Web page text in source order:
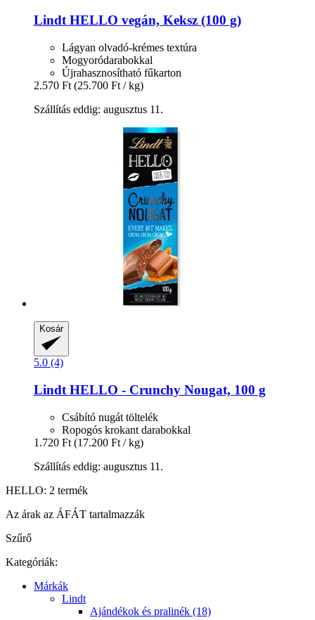
Lindt HELLO vegán, Keksz (100 g)
Lágyan olvadó-krémes textúra
Mogyoródarabokkal
Újrahasznosítható fűkarton
2.570 Ft (25.700 Ft / kg)
Szállítás eddig: augusztus 11.
Kosár
5.0 (4)
Lindt HELLO -​ Crunchy Nougat, 100 g
Csábító nugát töltelék
Ropogós krokant darabokkal
1.720 Ft (17.200 Ft / kg)
Szállítás eddig: augusztus 11.
HELLO: 2 termék
Az árak az ÁFÁT tartalmazzák
Szűrő
Kategóriák:
Márkák
Lindt
Ajándékok és pralinék (18)